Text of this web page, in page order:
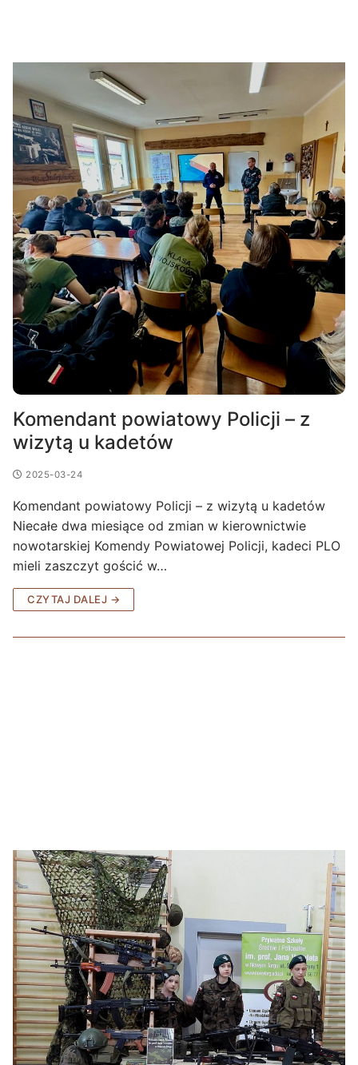
Komendant powiatowy Policji – z
wizytą u kadetów
2025-03-24
Komendant powiatowy Policji – z wizytą u kadetów
Niecałe dwa miesiące od zmian w kierownictwie
nowotarskiej Komendy Powiatowej Policji, kadeci PLO
mieli zaszczyt gościć w…
CZYTAJ DALEJ →